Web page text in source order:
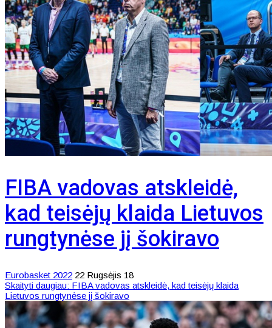
FIBA vadovas atskleidė,
kad teisėjų klaida Lietuvos
rungtynėse jį šokiravo
Eurobasket 2022 22 Rugsėjis 18
Skaityti daugiau: FIBA vadovas atskleidė, kad teisėjų klaida
Lietuvos rungtynėse jį šokiravo